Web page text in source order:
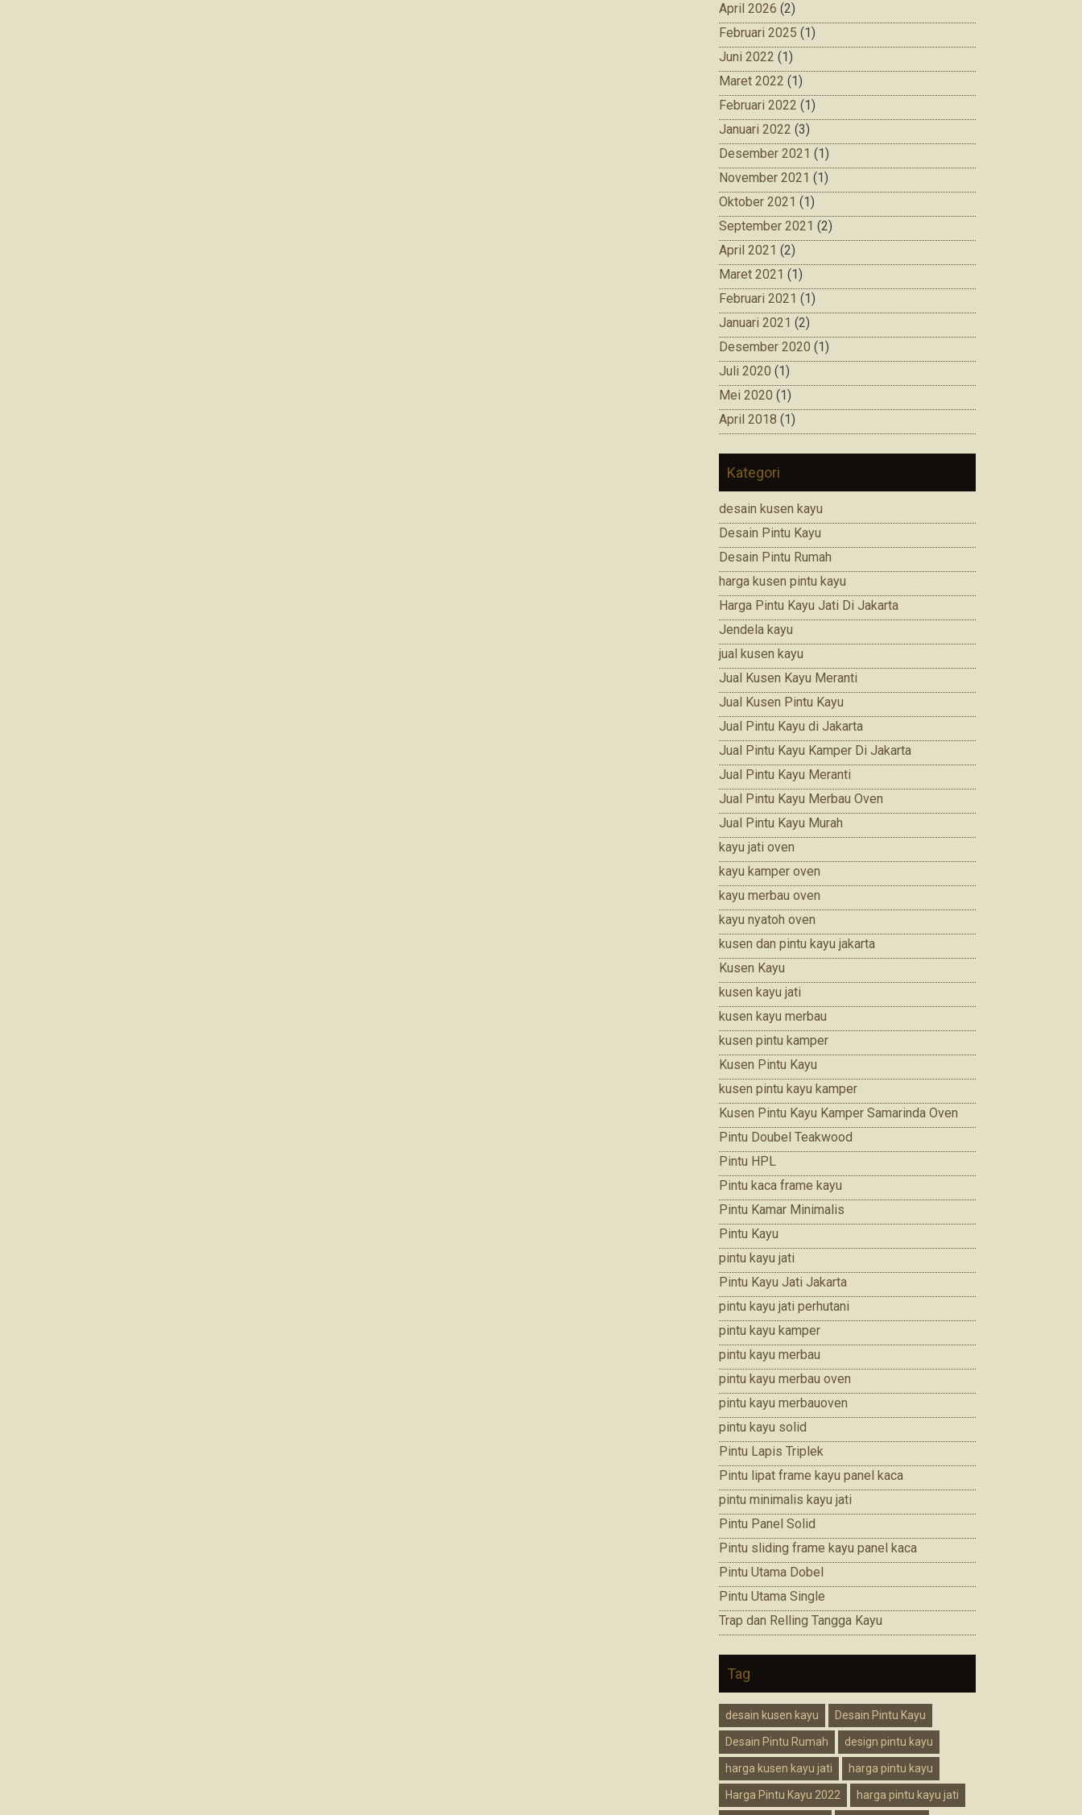
April 2026 (2)
Februari 2025 (1)
Juni 2022 (1)
Maret 2022 (1)
Februari 2022 (1)
Januari 2022 (3)
Desember 2021 (1)
November 2021 (1)
Oktober 2021 (1)
September 2021 (2)
April 2021 (2)
Maret 2021 (1)
Februari 2021 (1)
Januari 2021 (2)
Desember 2020 (1)
Juli 2020 (1)
Mei 2020 (1)
April 2018 (1)
Kategori
desain kusen kayu
Desain Pintu Kayu
Desain Pintu Rumah
harga kusen pintu kayu
Harga Pintu Kayu Jati Di Jakarta
Jendela kayu
jual kusen kayu
Jual Kusen Kayu Meranti
Jual Kusen Pintu Kayu
Jual Pintu Kayu di Jakarta
Jual Pintu Kayu Kamper Di Jakarta
Jual Pintu Kayu Meranti
Jual Pintu Kayu Merbau Oven
Jual Pintu Kayu Murah
kayu jati oven
kayu kamper oven
kayu merbau oven
kayu nyatoh oven
kusen dan pintu kayu jakarta
Kusen Kayu
kusen kayu jati
kusen kayu merbau
kusen pintu kamper
Kusen Pintu Kayu
kusen pintu kayu kamper
Kusen Pintu Kayu Kamper Samarinda Oven
Pintu Doubel Teakwood
Pintu HPL
Pintu kaca frame kayu
Pintu Kamar Minimalis
Pintu Kayu
pintu kayu jati
Pintu Kayu Jati Jakarta
pintu kayu jati perhutani
pintu kayu kamper
pintu kayu merbau
pintu kayu merbau oven
pintu kayu merbauoven
pintu kayu solid
Pintu Lapis Triplek
Pintu lipat frame kayu panel kaca
pintu minimalis kayu jati
Pintu Panel Solid
Pintu sliding frame kayu panel kaca
Pintu Utama Dobel
Pintu Utama Single
Trap dan Relling Tangga Kayu
Tag
desain kusen kayu Desain Pintu Kayu
Desain Pintu Rumah design pintu kayu
harga kusen kayu jati harga pintu kayu
Harga Pintu Kayu 2022 harga pintu kayu jati